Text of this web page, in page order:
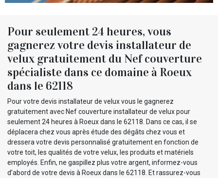
Pour seulement 24 heures, vous
gagnerez votre devis installateur de
velux gratuitement du Nef couverture
spécialiste dans ce domaine à Roeux
dans le 62118
Pour votre devis installateur de velux vous le gagnerez
gratuitement avec Nef couverture installateur de velux pour
seulement 24 heures à Roeux dans le 62118. Dans ce cas, il se
déplacera chez vous après étude des dégâts chez vous et
dressera votre devis personnalisé gratuitement en fonction de
votre toit, les qualités de votre velux, les produits et matériels
employés. Enfin, ne gaspillez plus votre argent, informez-vous
d’abord de votre devis à Roeux dans le 62118. Et rassurez-vous